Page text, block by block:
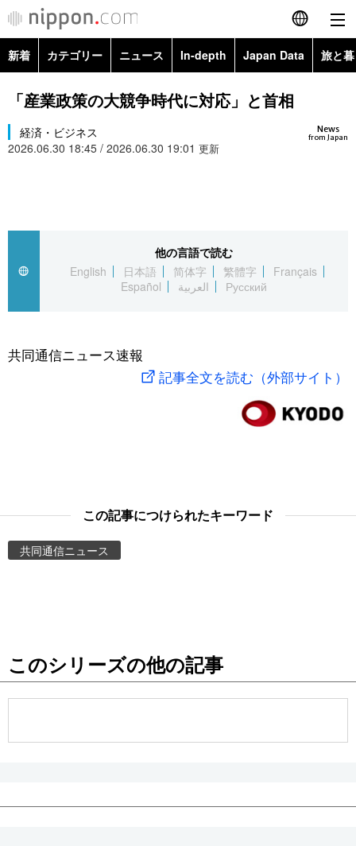
English
简体字
カテゴリー
スポーツ・東京2020
Topics
Images
お知らせ
公式SNS
新着 カテゴリー ニュース In-depth Japan Data 旅と
政治・外交
経済・ビジネス
Topics
Images
「産業政策の大競争時代に対応」と首相
News
from Japan
経済・ビジネス
2026.06.30 18:45 / 2026.06.30 19:01 更新
他の言語で読む
English
日本語 简体字 繁體字
Français
Español
العربية Русский
共同通信ニュース速報
記事全文を読む（外部サイト）
この記事につけられたキーワード
共同通信ニュース
このシリーズの他の記事